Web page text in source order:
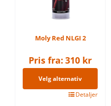
velges
på
produktsiden
Moly Red NLGI 2
Pris fra: 310 kr
Velg alternativ
DetteDetaljer